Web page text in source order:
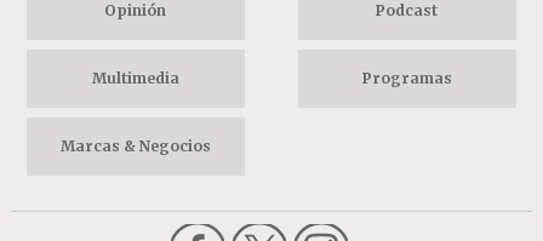
Opinión Podcast
Multimedia Programas
Marcas & Negocios